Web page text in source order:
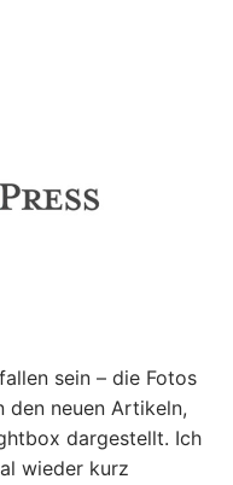
sein – die Fotos
den neuen Artikeln,
dargestellt. Ich
wieder kurz